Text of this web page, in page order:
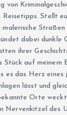
von
Reisetipps. Stellt
Straßen
dabei dunkle
ihrer
Stück auf meinem
es das Herz eines
lässt und
Orte
Nervenkitzel des